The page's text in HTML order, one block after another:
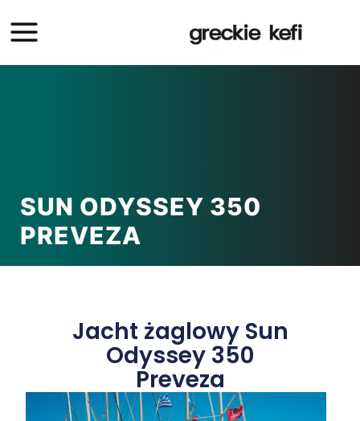
SUN ODYSSEY 350
PREVEZA
Jacht żaglowy Sun
Odyssey 350
Preveza